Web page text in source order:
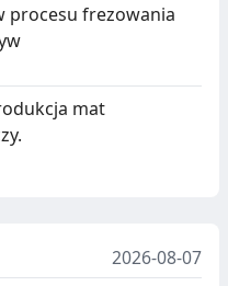
procesu frezowania
mat
2026-08-07